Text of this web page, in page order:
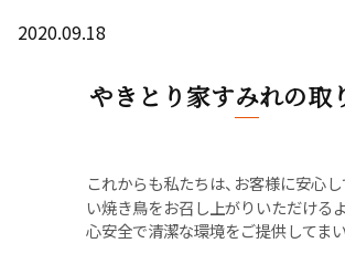
2020.09.18
やきとり家すみれの取
これからも私たちは、お客様に安心
い焼き鳥をお召し上がりいただける
心安全で清潔な環境をご提供してまい